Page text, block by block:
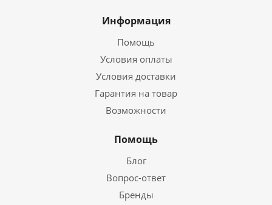
Информация
Помощь
Условия оплаты
Условия доставки
Гарантия на товар
Возможности
Помощь
Блог
Вопрос-ответ
Бренды